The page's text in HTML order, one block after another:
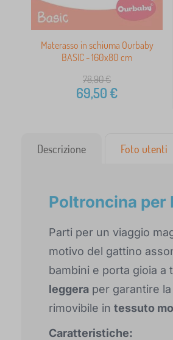
Materasso in schiuma Ourbaby
BASIC - 160x80 cm
78,90€
69,50€
Descrizione Foto utenti
Poltroncina per
Parti per un viaggio
motivo del gattino
bambini e porta gioia a
leggera per garantire
rimovibile in tessuto
Caratteristiche: